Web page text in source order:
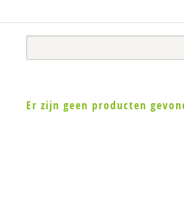
Er zijn geen producten